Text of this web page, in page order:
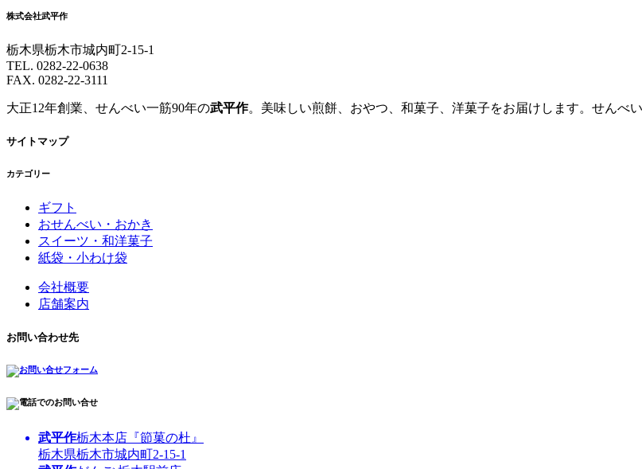
株式会社武平作
栃木県栃木市城内町2-15-1
TEL. 0282-22-0638
FAX. 0282-22-3111
大正12年創業、せんべい一筋90年の武平作。美味しい煎餅、おやつ、和菓子、洋菓子をお届けします。せんべ
サイトマップ
カテゴリー
ギフト
おせんべい・おかき
スイーツ・和洋菓子
紙袋・小わけ袋
会社概要
店舗案内
お問い合わせ先
武平作栃木本店『節菓の杜』
栃木県栃木市城内町2-15-1